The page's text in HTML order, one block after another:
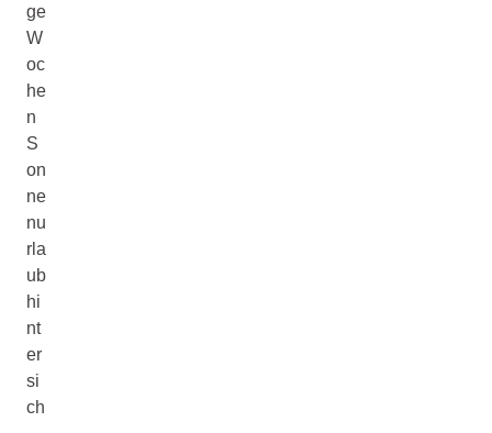
ge
W
oc
he
n
S
on
ne
nu
rla
ub
hi
nt
er
si
ch